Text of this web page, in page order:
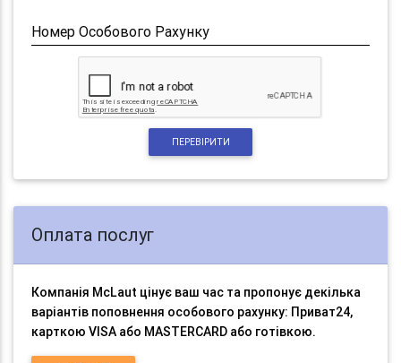
Номер Особового Рахунку
ПЕРЕВІРИТИ
Оплата послуг
Компанія McLaut цінує ваш час та пропонує декілька
варіантів поповнення особового рахунку: Приват24,
карткою VISA або MASTERCARD або готівкою.